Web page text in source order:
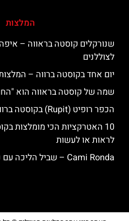
המלצות
שנורקלים קוסטה בראווה –
לצוללנים
יום אחד בקוסטה ברווה –
שמה של קוסטה בראווה הוא
הכפר רופיט (Rupit) בקוסטה ברווה
10 האטרקציות הכי מומלצות
לראות או לעשות
‪‪Cami Ronda‬‬ – שביל הליכה עם נוף בקוסטה ברווה